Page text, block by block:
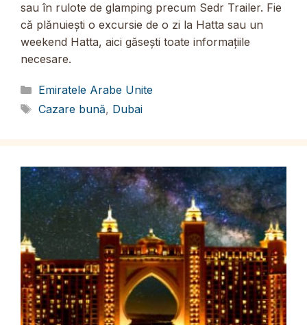
sau în rulote de glamping precum Sedr Trailer. Fie
că plănuiești o excursie de o zi la Hatta sau un
weekend Hatta, aici găsești toate informațiile
necesare.
Categorii
Emiratele Arabe Unite
Etichete
Cazare bună, Dubai